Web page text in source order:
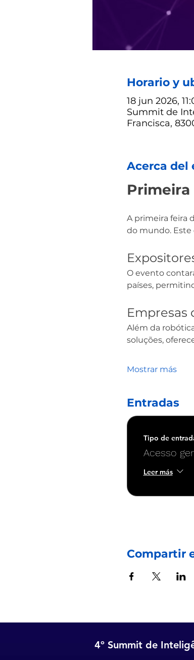
Horario y
18 jun 2026,
Summit de
Francisca,
Acerca del
Primeira
A primeira feira
do mundo. Este
O evento
países,
Empresas
Além da
soluções,
Mostrar más
Entradas
Tipo de
Acesso
Leer más
Compartir
4º Summit de